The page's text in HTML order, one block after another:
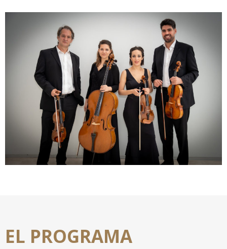
EL PROGRAMA